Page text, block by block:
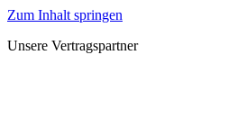
Zum Inhalt springen
Unsere Vertragspartner